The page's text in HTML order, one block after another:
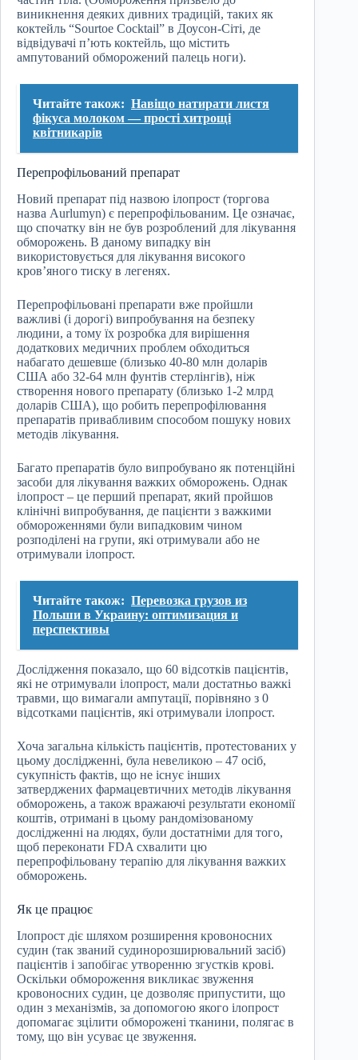
виникнення деяких дивних традицій, таких як
коктейль “Sourtoe Cocktail” в Доусон-Сіті, де
відвідувачі п’ють коктейль, що містить
ампутований обморожений палець ноги).
Читайте також: Навіщо натирати листя
фікуса молоком — прості хитрощі
квітникарів
Перепрофільований препарат
Новий препарат під назвою ілопрост (торгова
назва Aurlumyn) є перепрофільованим. Це означає,
що спочатку він не був розроблений для лікування
обморожень. В даному випадку він
використовується для лікування високого
кров’яного тиску в легенях.
Перепрофільовані препарати вже пройшли
важливі (і дорогі) випробування на безпеку
людини, а тому їх розробка для вирішення
додаткових медичних проблем обходиться
набагато дешевше (близько 40-80 млн доларів
США або 32-64 млн фунтів стерлінгів), ніж
створення нового препарату (близько 1-2 млрд
доларів США), що робить перепрофілювання
препаратів привабливим способом пошуку нових
методів лікування.
Багато препаратів було випробувано як потенційні
засоби для лікування важких обморожень. Однак
ілопрост – це перший препарат, який пройшов
клінічні випробування, де пацієнти з важкими
обмороженнями були випадковим чином
розподілені на групи, які отримували або не
отримували ілопрост.
Читайте також: Перевозка грузов из
Польши в Украину: оптимизация и
перспективы
Дослідження показало, що 60 відсотків пацієнтів,
які не отримували ілопрост, мали достатньо важкі
травми, що вимагали ампутації, порівняно з 0
відсотками пацієнтів, які отримували ілопрост.
Хоча загальна кількість пацієнтів, протестованих у
цьому дослідженні, була невеликою – 47 осіб,
сукупність фактів, що не існує інших
затверджених фармацевтичних методів лікування
обморожень, а також вражаючі результати економії
коштів, отримані в цьому рандомізованому
дослідженні на людях, були достатніми для того,
щоб переконати FDA схвалити цю
перепрофільовану терапію для лікування важких
обморожень.
Як це працює
Ілопрост діє шляхом розширення кровоносних
судин (так званий судинорозширювальний засіб)
пацієнтів і запобігає утворенню згустків крові.
Оскільки обмороження викликає звуження
кровоносних судин, це дозволяє припустити, що
один з механізмів, за допомогою якого ілопрост
допомагає зцілити обморожені тканини, полягає в
тому, що він усуває це звуження.